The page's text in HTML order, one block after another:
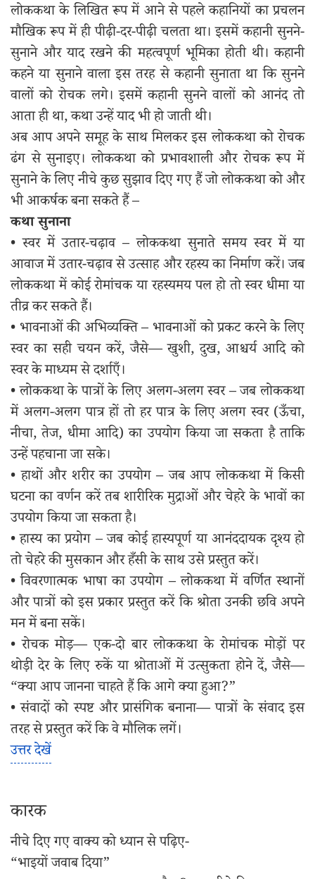
लोककथा के लिखित रूप में आने से पहले कहानियों का प्रचलन
मौखिक रूप में ही पीढ़ी-दर-पीढ़ी चलता था। इसमें कहानी सुनने-
सुनाने और याद रखने की महत्वपूर्ण भूमिका होती थी। कहानी
कहने या सुनाने वाला इस तरह से कहानी सुनाता था कि सुनने
वालों को रोचक लगे। इसमें कहानी सुनने वालों को आनंद तो
आता ही था, कथा उन्हें याद भी हो जाती थी।
अब आप अपने समूह के साथ मिलकर इस लोककथा को रोचक
ढंग से सुनाइए। लोककथा को प्रभावशाली और रोचक रूप में
सुनाने के लिए नीचे कुछ सुझाव दिए गए हैं जो लोककथा को और
भी आकर्षक बना सकते हैं –
कथा सुनाना
• स्वर में उतार-चढ़ाव – लोककथा सुनाते समय स्वर में या
आवाज में उतार-चढ़ाव से उत्साह और रहस्य का निर्माण करें। जब
लोककथा में कोई रोमांचक या रहस्यमय पल हो तो स्वर धीमा या
तीव्र कर सकते हैं।
• भावनाओं की अभिव्यक्ति – भावनाओं को प्रकट करने के लिए
स्वर का सही चयन करें, जैसे— खुशी, दुख, आश्चर्य आदि को
स्वर के माध्यम से दर्शाएँ।
• लोककथा के पात्रों के लिए अलग-अलग स्वर – जब लोककथा
में अलग-अलग पात्र हों तो हर पात्र के लिए अलग स्वर (ऊँचा,
नीचा, तेज, धीमा आदि) का उपयोग किया जा सकता है ताकि
उन्हें पहचाना जा सके।
• हाथों और शरीर का उपयोग – जब आप लोककथा में किसी
घटना का वर्णन करें तब शारीरिक मुद्राओं और चेहरे के भावों का
उपयोग किया जा सकता है।
• हास्य का प्रयोग – जब कोई हास्यपूर्ण या आनंददायक दृश्य हो
तो चेहरे की मुसकान और हँसी के साथ उसे प्रस्तुत करें।
• विवरणात्मक भाषा का उपयोग – लोककथा में वर्णित स्थानों
और पात्रों को इस प्रकार प्रस्तुत करें कि श्रोता उनकी छवि अपने
मन में बना सकें।
• रोचक मोड़— एक-दो बार लोककथा के रोमांचक मोड़ों पर
थोड़ी देर के लिए रुकें या श्रोताओं में उत्सुकता होने दें, जैसे—
“क्या आप जानना चाहते हैं कि आगे क्या हुआ?”
• संवादों को स्पष्ट और प्रासंगिक बनाना— पात्रों के संवाद इस
तरह से प्रस्तुत करें कि वे मौलिक लगें।
उत्तर देखें
कारक
नीचे दिए गए वाक्य को ध्यान से पढ़िए-
“भाइयों जवाब दिया”